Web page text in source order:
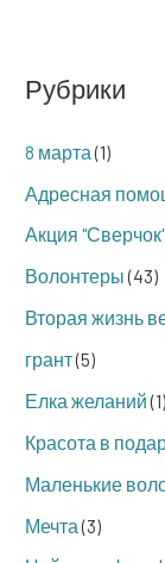
Рубрики
8 марта(1)
Адресная
Акция "Сверчок"
Волонтеры(43)
Вторая жизнь
грант(5)
Елка желаний(1)
Красота в
Маленькие
Мечта(3)